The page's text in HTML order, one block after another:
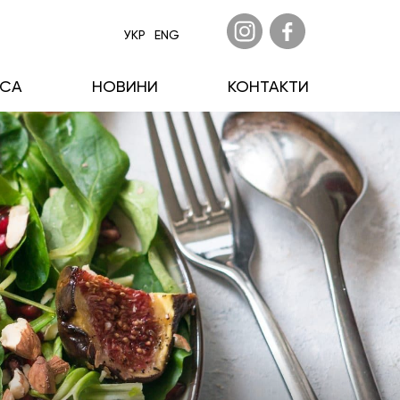
НОВИНИ КОНТАКТИ
УКР ENG